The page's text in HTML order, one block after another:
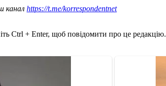
канал https://t.me/korrespondentnet
Ctrl + Enter, щоб повідомити про це редакцію.